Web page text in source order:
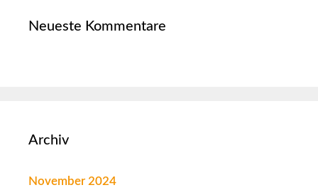
Neueste Kommentare
Archiv
November 2024